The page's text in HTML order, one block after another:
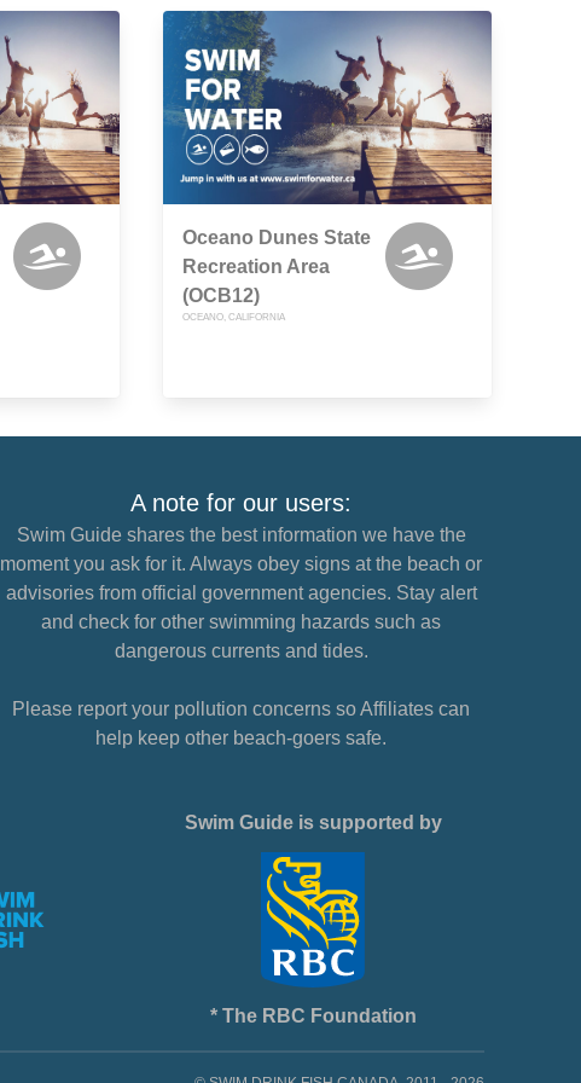
Oceano Dunes State
Recreation Area
(OCB12)
OCEANO, CALIFORNIA
A note for our users:
Swim Guide shares the best information we have the
moment you ask for it. Always obey signs at the beach or
advisories from official government agencies. Stay alert
and check for other swimming hazards such as
dangerous currents and tides.
Please report your pollution concerns so Affiliates can
help keep other beach-goers safe.
Swim Guide is supported by
* The RBC Foundation